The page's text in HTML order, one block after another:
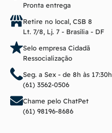
Pronta entrega
Retire no local, CSB 8
Lt. 7/8, Lj. 7 - Brasília - DF
Selo empresa Cidadã
Ressocialização
Seg. a Sex - de 8h às 17:30h
(61) 3562-0506
Chame pelo ChatPet
(61) 98196-8686